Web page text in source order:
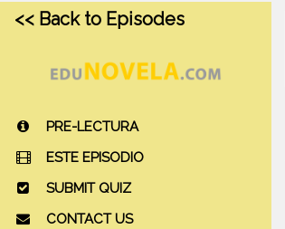
<< Back to Episodes
PRE-LECTURA
ESTE EPISODIO
SUBMIT QUIZ
CONTACT US